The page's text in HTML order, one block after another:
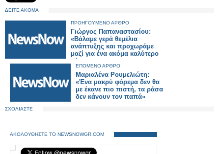
ΔΕΙΤΕ ΑΚΟΜΑ
ΠΡΟΗΓΟΥΜΕΝΟ ΑΡΘΡΟ
Γιώργος Παπαναστασίου:
«Βάλαμε γερά θεμέλια
ανάπτυξης και προχωράμε
μαζί για ένα ακόμα καλύτερο
αύριο»
ΕΠΟΜΕΝΟ ΑΡΘΡΟ
Μαριαλένα Ρουμελιώτη:
«Ένα μακρύ φόρεμα δεν θα
με έκανε πιο πιστή, τα ράσα
δεν κάνουν τον παπά»
ΣΧΟΛΙΑΣΤΕ
ΑΚΟΛΟΥΘΗΣΤΕ ΤΟ NEWSNOWGR.COM